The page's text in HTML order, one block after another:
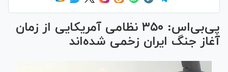
پی‌بی‌اس: ۳۵۰ نظامی آمریکایی از زمان
آغاز جنگ ایران زخمی شده‌اند